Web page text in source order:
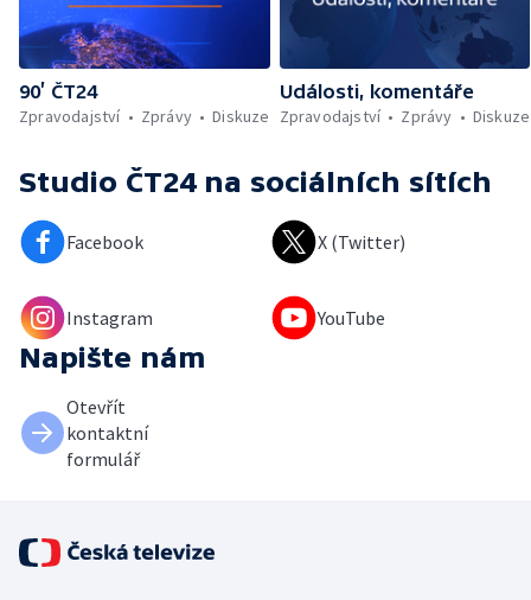
90’ ČT24
Zpravodajství
Zprávy Diskuze
Události, komentáře
Zpravodajství
Zprávy Diskuze
Studio ČT24 na sociálních sítích
Facebook X (Twitter)
Instagram YouTube
Napište nám
Otevřít
kontaktní
formulář